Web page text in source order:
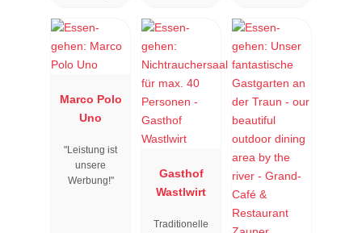
Marco Polo
Uno
"Leistung ist
unsere
Werbung!"
Gasthof
Wastlwirt
Traditionelle